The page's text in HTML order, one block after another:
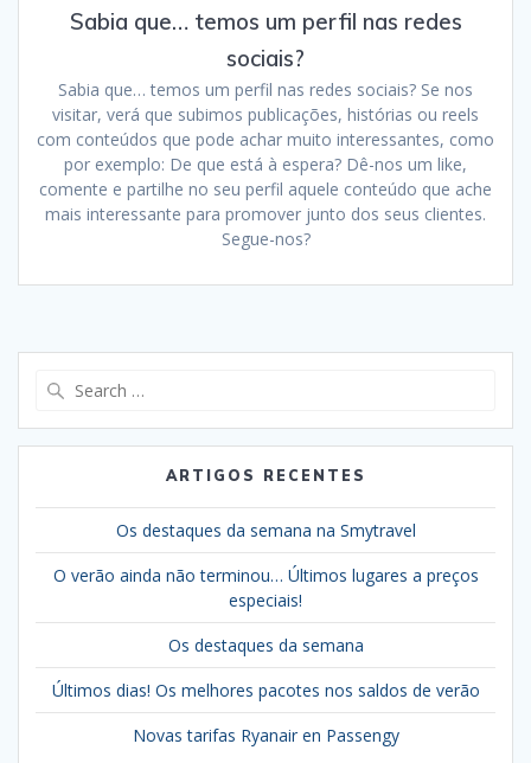
Sabia que… temos um perfil nas redes
sociais?
Sabia que… temos um perfil nas redes sociais? Se nos
visitar, verá que subimos publicações, histórias ou reels
com conteúdos que pode achar muito interessantes, como
por exemplo: De que está à espera? Dê-nos um like,
comente e partilhe no seu perfil aquele conteúdo que ache
mais interessante para promover junto dos seus clientes.
Segue-nos?
ARTIGOS RECENTES
Os destaques da semana na Smytravel
O verão ainda não terminou… Últimos lugares a preços
especiais!
Os destaques da semana
Últimos dias! Os melhores pacotes nos saldos de verão
Novas tarifas Ryanair en Passengy